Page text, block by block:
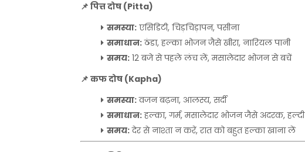
📌 पित्तदोष (Pitta)
समस्या: एसिडिटी, चिड़चिड़ापन,पसीना
समाधान: ठंडा,हल्का भोजन जैसे खीरा, नारियल पानी
समय: 12बजे से पहले लंच लें,मसालेदार भोजन से बचें
📌 कफदोष (Kapha)
समस्या: वजन बढ़ना, आलस्य,सर्दी
समाधान: हल्का,गर्म,मसालेदार भोजन जैसे अदरक,हल्दी
समय: देर से नाश्ता न करें,रात को बहुत हल्का खाना लें